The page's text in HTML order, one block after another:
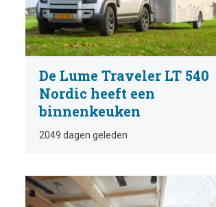
De Lume Traveler LT 540
Nordic heeft een
binnenkeuken
2049 dagen geleden